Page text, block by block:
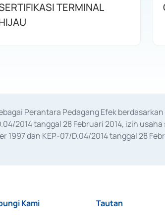
TERMINAL
Perantara Pedagang Efek
2014 tanggal 28 Februari 2014, izin
1997 dan KEP-07/D.04/2014 tanggal 28
Kami Tautan